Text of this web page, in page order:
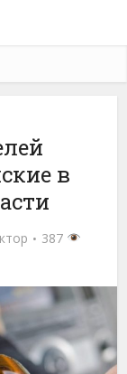
в
387